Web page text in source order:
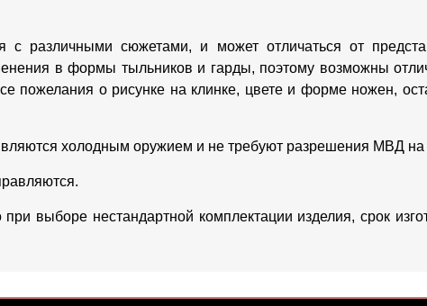
с различными сюжетами, и может отличаться от
в формы тыльников и гарды, поэтому возможны
пожелания о рисунке на клинке, цвете и форме ножен,
холодным оружием и не требуют разрешения МВД
выборе нестандартной комплектации изделия, срок